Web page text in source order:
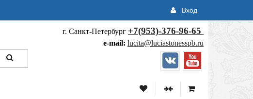
Вход
г. Санкт-Петербург +7(953)-376-96-65
e-mail: lucita@luciastonesspb.ru